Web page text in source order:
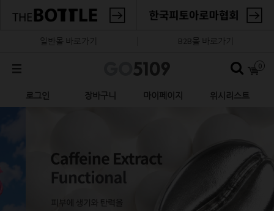
일반몰 바로가기 B2B몰 바로가기
0
로그인 장바구니 마이페이지 위시리스트